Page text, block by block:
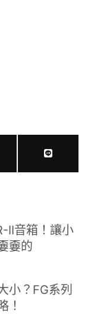
II音箱！讓小
嫑的
小？FG系列
！